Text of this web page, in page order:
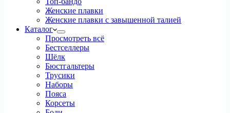
Женские плавки
Женские плавки с завышенной талией
Каталог
Просмотреть всё
Бестселлеры
Шёлк
Бюстгальтеры
Трусики
Наборы
Пояса
Корсеты